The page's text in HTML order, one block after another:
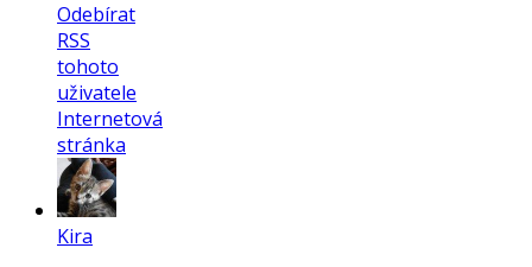
Odebírat
RSS
tohoto
uživatele
Internetová
stránka
Kira